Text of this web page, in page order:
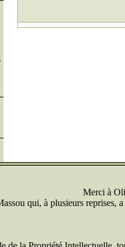
Merci à
qui, à plusieurs reprises,